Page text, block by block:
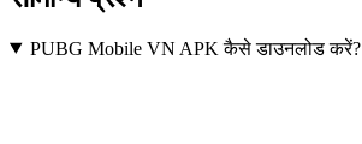
PUBG Mobile VN APK कैसे डाउनलोड करें?